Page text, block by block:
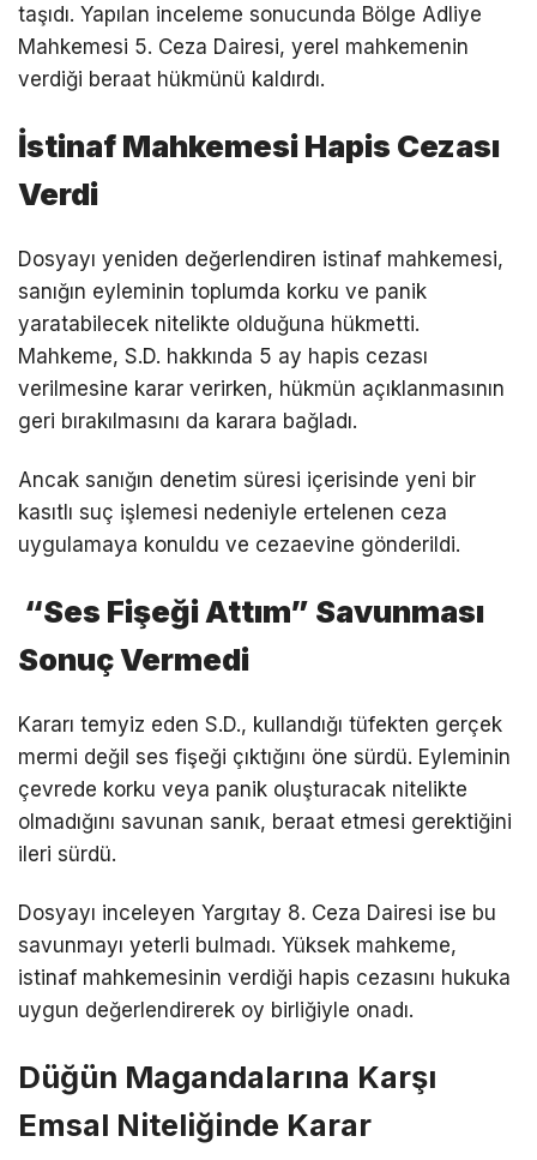
taşıdı. Yapılan inceleme sonucunda Bölge Adliye
Mahkemesi 5. Ceza Dairesi, yerel mahkemenin
verdiği beraat hükmünü kaldırdı.
İstinaf Mahkemesi Hapis Cezası
Verdi
Dosyayı yeniden değerlendiren istinaf mahkemesi,
sanığın eyleminin toplumda korku ve panik
yaratabilecek nitelikte olduğuna hükmetti.
Mahkeme, S.D. hakkında 5 ay hapis cezası
verilmesine karar verirken, hükmün açıklanmasının
geri bırakılmasını da karara bağladı.
Ancak sanığın denetim süresi içerisinde yeni bir
kasıtlı suç işlemesi nedeniyle ertelenen ceza
uygulamaya konuldu ve cezaevine gönderildi.
“Ses Fişeği Attım” Savunması
Sonuç Vermedi
Kararı temyiz eden S.D., kullandığı tüfekten gerçek
mermi değil ses fişeği çıktığını öne sürdü. Eyleminin
çevrede korku veya panik oluşturacak nitelikte
olmadığını savunan sanık, beraat etmesi gerektiğini
ileri sürdü.
Dosyayı inceleyen Yargıtay 8. Ceza Dairesi ise bu
savunmayı yeterli bulmadı. Yüksek mahkeme,
istinaf mahkemesinin verdiği hapis cezasını hukuka
uygun değerlendirerek oy birliğiyle onadı.
Düğün Magandalarına Karşı
Emsal Niteliğinde Karar